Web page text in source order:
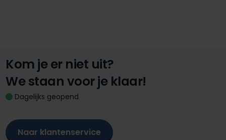
Kom je er niet uit?
We staan voor je klaar!
Dagelijks geopend
Naar klantenservice